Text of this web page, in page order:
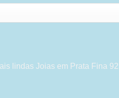
lindas Joias em Prata Fina